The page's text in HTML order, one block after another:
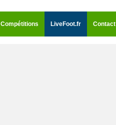
Compétitions LiveFoot.fr Contact